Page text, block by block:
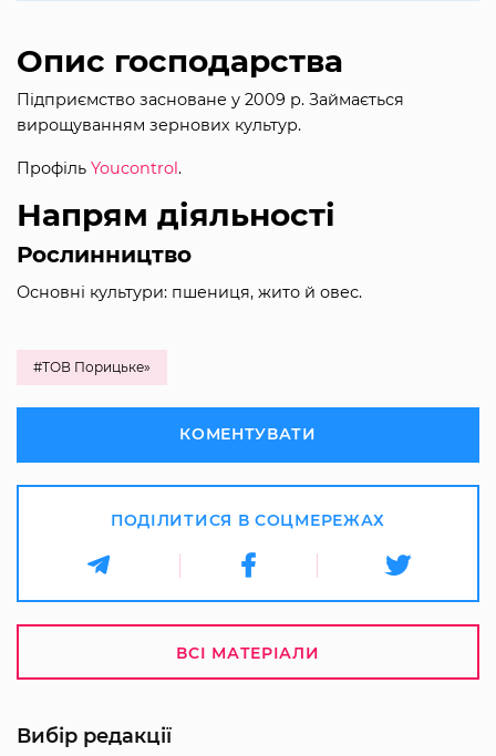
Опис господарства
Підприємство засноване у 2009 р. Займається
вирощуванням зернових культур.
Профіль Youcontrol.
Напрям діяльності
Рослинництво
Основні культури: пшениця, жито й овес.
#ТОВ Порицьке»
КОМЕНТУВАТИ
ПОДІЛИТИСЯ В СОЦМЕРЕЖАХ
ВСІ МАТЕРІАЛИ
Вибір редакції